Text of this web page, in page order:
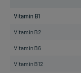
Vitamin B1
Vitamin B2
Vitamin B6
Vitamin B12